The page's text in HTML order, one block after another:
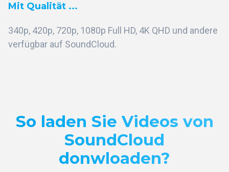
Mit Qualität ...
340p, 420p, 720p, 1080p Full HD, 4K QHD und andere
verfügbar auf SoundCloud.
So laden Sie Videos von
SoundCloud
donwloaden?